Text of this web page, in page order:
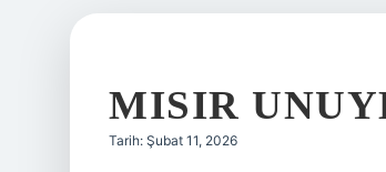
MISIR
Tarih: Şubat 11, 2026